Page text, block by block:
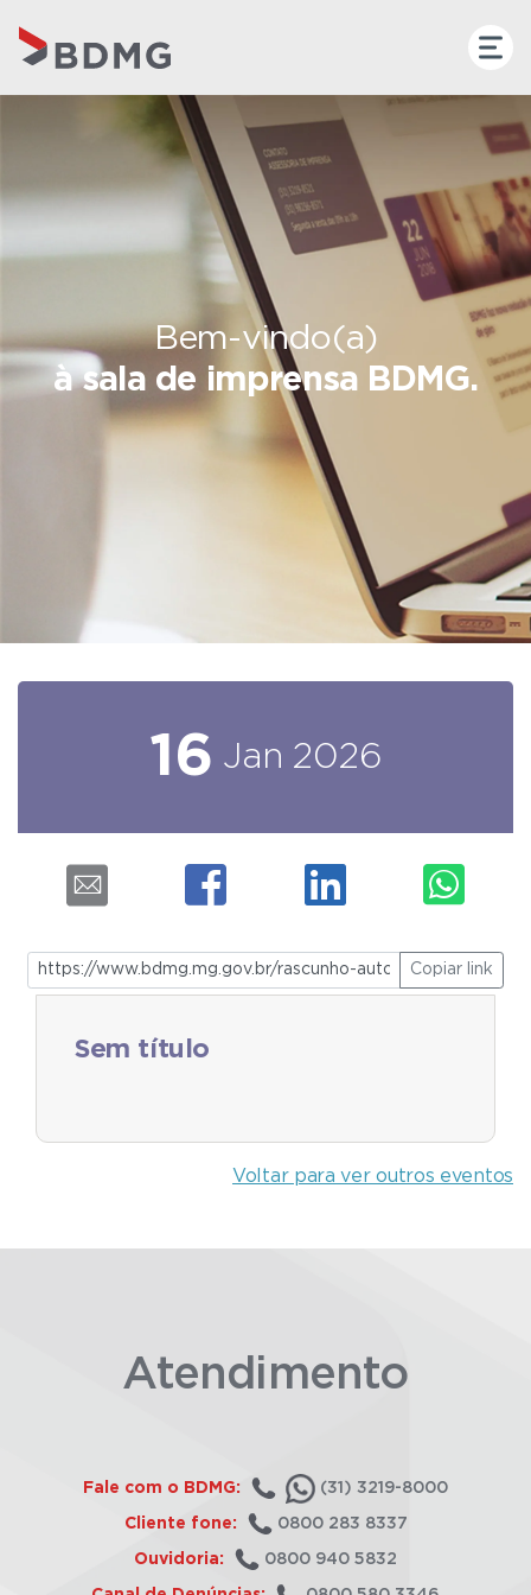
Bem-vindo(a)
à sala de imprensa BDMG.
16 Jan 2026
Copiar link
Sem título
Voltar para ver outros eventos
Atendimento
Fale com o BDMG: (31) 3219-8000
Cliente fone: 0800 283 8337
Ouvidoria: 0800 940 5832